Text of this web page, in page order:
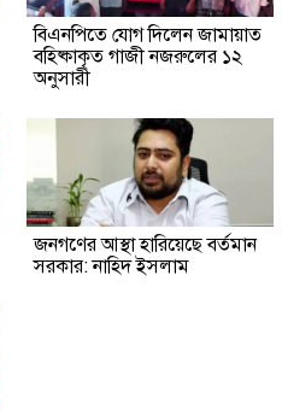
বিএনপিতে যোগ দিলেন জামায়াত
বহিষ্কাকৃত গাজী নজরুলের ১২
অনুসারী
জনগণের আস্থা হারিয়েছে বর্তমান
সরকার: নাহিদ ইসলাম